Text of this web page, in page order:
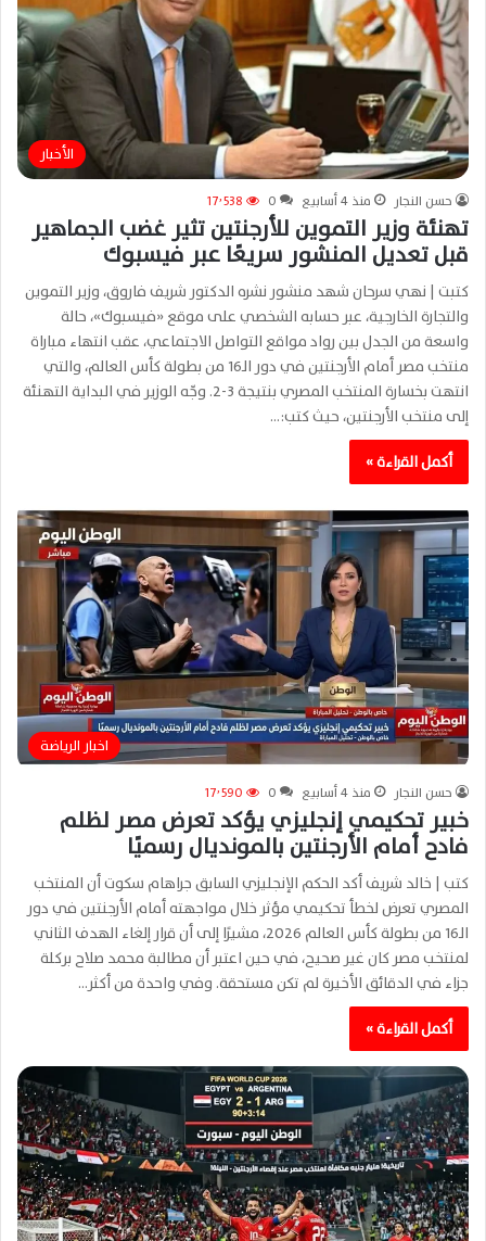
الأخبار
حسن النجار منذ 4 أسابيع 0 17٬538
تهنئة وزير التموين للأرجنتين تثير غضب الجماهير
قبل تعديل المنشور سريعًا عبر فيسبوك
كتبت | نهي سرحان شهد منشور نشره الدكتور شريف فاروق، وزير التموين
والتجارة الخارجية، عبر حسابه الشخصي على موقع «فيسبوك»، حالة
واسعة من الجدل بين رواد مواقع التواصل الاجتماعي، عقب انتهاء مباراة
منتخب مصر أمام الأرجنتين في دور الـ16 من بطولة كأس العالم، والتي
انتهت بخسارة المنتخب المصري بنتيجة 3-2. وجّه الوزير في البداية التهنئة
إلى منتخب الأرجنتين، حيث كتب:…
أكمل القراءة »
اخبار الرياضة
حسن النجار منذ 4 أسابيع 0 17٬590
خبير تحكيمي إنجليزي يؤكد تعرض مصر لظلم
فادح أمام الأرجنتين بالمونديال رسميًا
كتب | خالد شريف أكد الحكم الإنجليزي السابق جراهام سكوت أن المنتخب
المصري تعرض لخطأ تحكيمي مؤثر خلال مواجهته أمام الأرجنتين في دور
الـ16 من بطولة كأس العالم 2026، مشيرًا إلى أن قرار إلغاء الهدف الثاني
لمنتخب مصر كان غير صحيح، في حين اعتبر أن مطالبة محمد صلاح بركلة
جزاء في الدقائق الأخيرة لم تكن مستحقة. وفي واحدة من أكثر…
أكمل القراءة »